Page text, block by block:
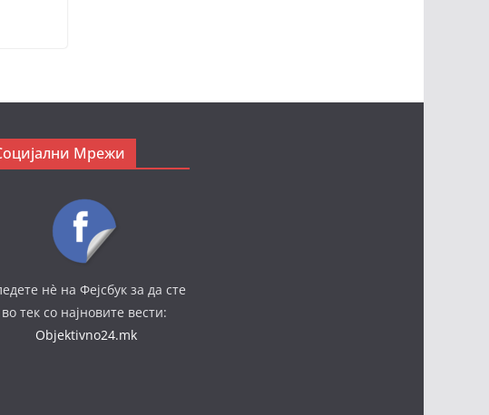
Мрежи
нè на Фејсбук за да сте
во тек со најновите вести:
Objektivno24.mk